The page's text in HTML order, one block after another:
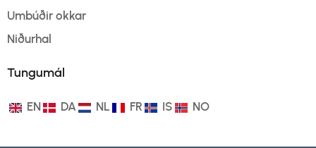
Umbúðir okkar
Niðurhal
Tungumál
EN DA NL FR IS NO